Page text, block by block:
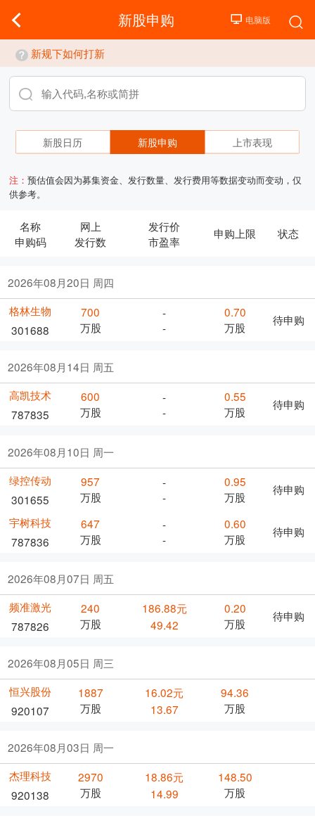
新股申购
新规下如何打新
新股日历 新股申购 上市表现
注：预估值会因为募集资金、发行数量、发行费用等数据变动而变动，仅
供参考。
名称
申购码
网上
发行数
发行价
市盈率
申购上限 状态
2026年08月20日 周四
格林生物
301688
700
万股
-
-
0.70
万股
待申购
2026年08月14日 周五
高凯技术
787835
600
万股
-
-
0.55
万股
待申购
2026年08月10日 周一
绿控传动
301655
957
万股
-
-
0.95
万股
待申购
宇树科技
787836
647
万股
-
-
0.60
万股
待申购
2026年08月07日 周五
频准激光
787826
240
万股
186.88元
49.42
0.20
万股
待申购
2026年08月05日 周三
恒兴股份
920107
1887
万股
16.02元
13.67
94.36
万股
2026年08月03日 周一
杰理科技
920138
2970
万股
18.86元
14.99
148.50
万股